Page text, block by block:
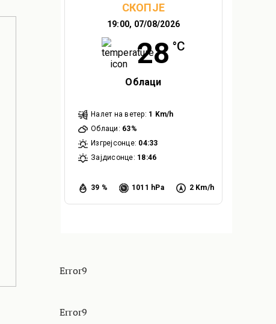
СКОПЈЕ
19:00, 07/08/2026
28 °C
Облаци
39 % 1011 hPa 2 Km/h
Налет на ветер: 1 Km/h
Облаци: 63%
Изгрејсонце: 04:33
Зајдисонце: 18:46
Error9
Error9